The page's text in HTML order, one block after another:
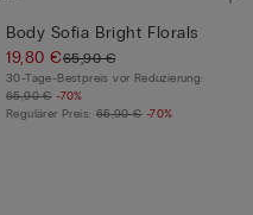
Body Sofia Bright Florals
19,80 €65,90 €
30-Tage-Bestpreis vor Reduzierung:
65,90 € -70%
Regulärer Preis: 65,90 € -70%